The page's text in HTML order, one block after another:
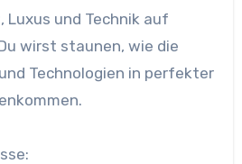
Luxus und Technik auf
wirst staunen, wie die
Technologien in perfekter